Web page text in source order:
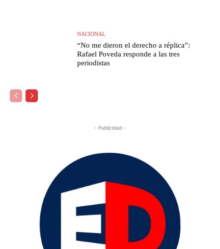
NACIONAL
“No me dieron el derecho a réplica”:
Rafael Poveda responde a las tres
periodistas
- Publicidad -